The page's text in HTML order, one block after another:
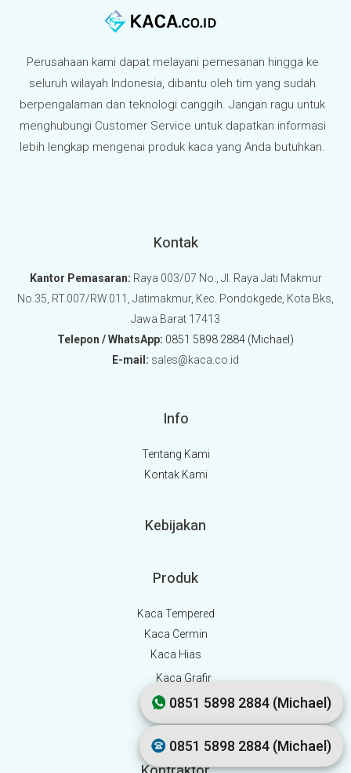
Perusahaan kami dapat melayani pemesanan hingga ke
seluruh wilayah Indonesia, dibantu oleh tim yang sudah
berpengalaman dan teknologi canggih. Jangan ragu untuk
menghubungi Customer Service untuk dapatkan informasi
lebih lengkap mengenai produk kaca yang Anda butuhkan.
Kontak
Kantor Pemasaran: Raya 003/07 No., Jl. Raya Jati Makmur
No.35, RT.007/RW.011, Jatimakmur, Kec. Pondokgede, Kota Bks,
Jawa Barat 17413
Telepon / WhatsApp: 0851 5898 2884 (Michael)
E-mail: sales@kaca.co.id
0851 5898 2884 (Michael)
0851 5898 2884 (Michael)
Info
Tentang Kami
Kontak Kami
Kebijakan
Produk
Kaca Tempered
Kaca Cermin
Kaca Hias
Kaca Grafir
Kaca Inlay